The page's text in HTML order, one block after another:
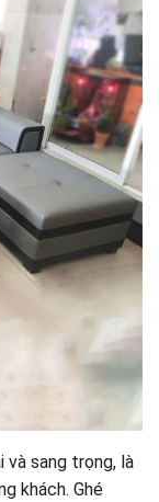
và sang trọng, là
khách. Ghé